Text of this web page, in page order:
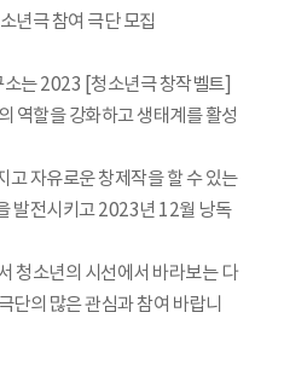
년극 참여 극단 모집
는 2023 [청소년극 창작벨트]
역할을 강화하고 생태계를 활성
고 자유로운 창제작을 할 수 있는
발전시키고 2023년 12월 낭독
청소년의 시선에서 바라보는 다
단의 많은 관심과 참여 바랍니